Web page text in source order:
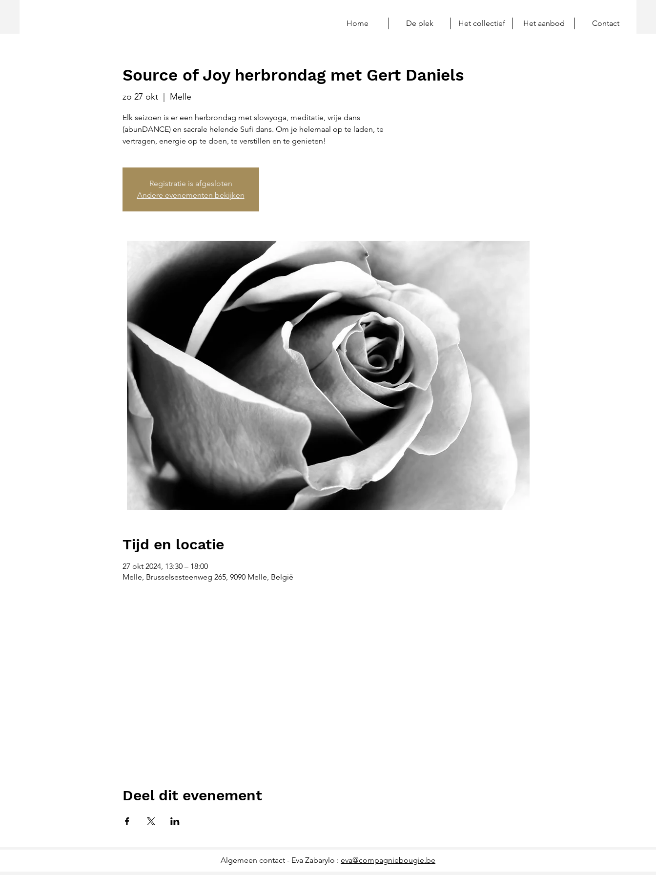
Home De plek Het collectief Het aanbod Contact
Source of Joy herbrondag met Gert Daniels
zo 27 okt
  |
Melle
Elk seizoen is er een herbrondag met slowyoga, meditatie, vrije dans
(abunDANCE) en sacrale helende Sufi dans. Om je helemaal op te laden, te
vertragen, energie op te doen, te verstillen en te genieten!
Registratie is afgesloten
Andere evenementen bekijken
Tijd en locatie
27 okt 2024, 13:30 – 18:00
Melle, Brusselsesteenweg 265, 9090 Melle, België
Deel dit evenement
Algemeen contact - Eva Zabarylo : eva@compagniebougie.be